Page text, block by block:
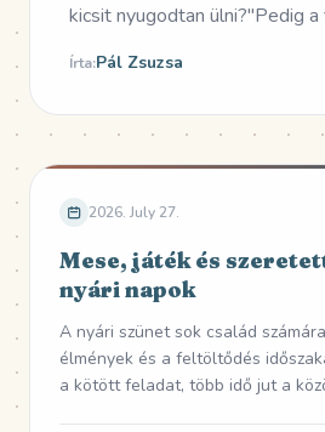
kicsit nyugodtan ülni?"Pedig
egy kapcsoló, amit
Írta:Pál Zsuzsa
2026. July 27.
Mese, játék és
nyári napok
A nyári szünet sok család
élmények és a feltöltődés
a kötött feladat, több idő jut a